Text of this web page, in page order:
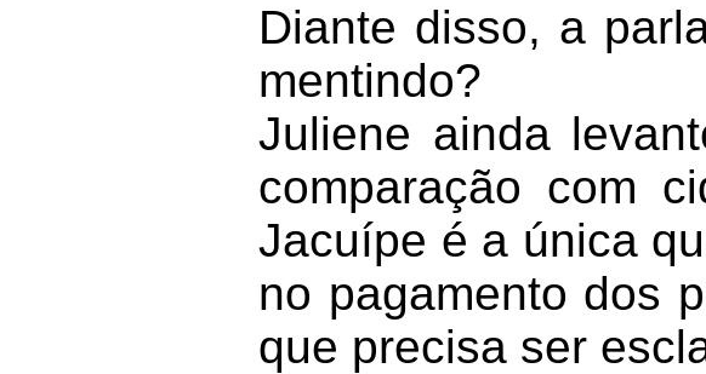
Diante disso, a
mentindo?
Juliene ainda
comparação com
Jacuípe é a única
no pagamento dos
que precisa ser